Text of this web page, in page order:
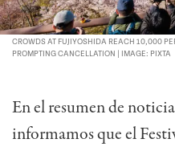
CROWDS AT FUJIYOSHIDA REACH 10,000
PROMPTING CANCELLATION | IMAGE: PIXTA
En el resumen de
informamos que el